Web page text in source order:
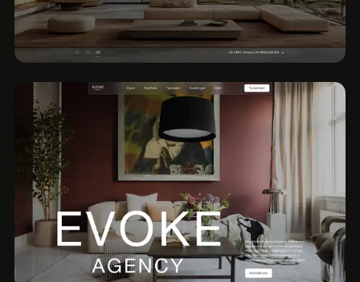
Netglass Totalfasade
2026